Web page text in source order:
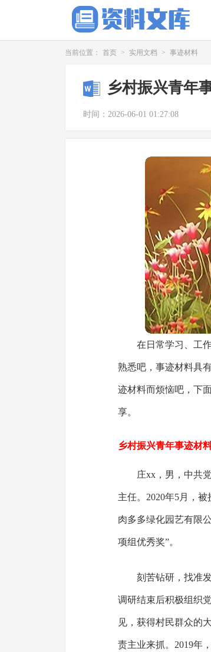
当前位置： 首页 > 实用文档 > 事迹材料
乡村振兴青年
时间：2026-06-01 01:27:08
在日常学习、工
熟悉吧，事迹材料具
迹材料而烦恼吧，下
享。
乡村振兴青年事迹材
庄xx，男，中共
主任。2020年5月，
肉多多绿化园艺有限
项组优秀奖”。
刻苦钻研，找准
调研结束后积极组织
见，获得村民群众的
责主业来抓。2019年